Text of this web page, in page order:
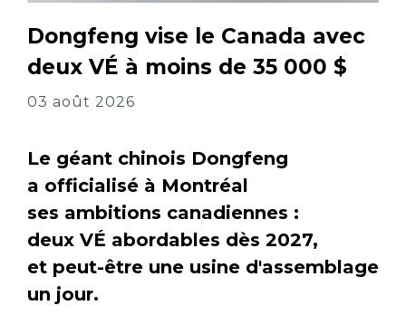
Dongfeng vise le Canada avec
deux VÉ à moins de 35 000 $
03 août 2026
Le géant chinois Dongfeng
a officialisé à Montréal
ses ambitions canadiennes :
deux VÉ abordables dès 2027,
et peut-être une usine d'assemblage
un jour.